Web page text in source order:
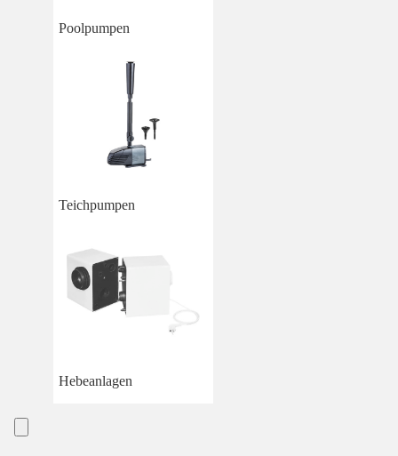
Poolpumpen
Teichpumpen
Hebeanlagen